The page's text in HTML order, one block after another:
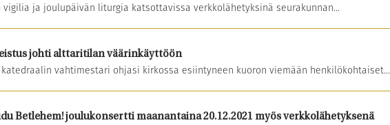
vigilia ja joulupäivän liturgia katsottavissa verkkolähetyksinä seurakunnan...
johti alttaritilan väärinkäyttöön
katedraalin vahtimestari ohjasi kirkossa esiintyneen kuoron viemään henkilökohtaiset...
Betlehem! joulukonsertti maanantaina 20.12.2021 myös verkkolähetyksenä